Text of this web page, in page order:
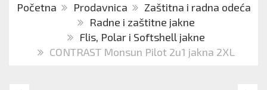
Početna Prodavnica
Zaštitna i radna odeća
Radne i zaštitne jakne
Flis, Polar i Softshell jakne
CONTRAST Monsun Pilot 2u1 jakna 2XL